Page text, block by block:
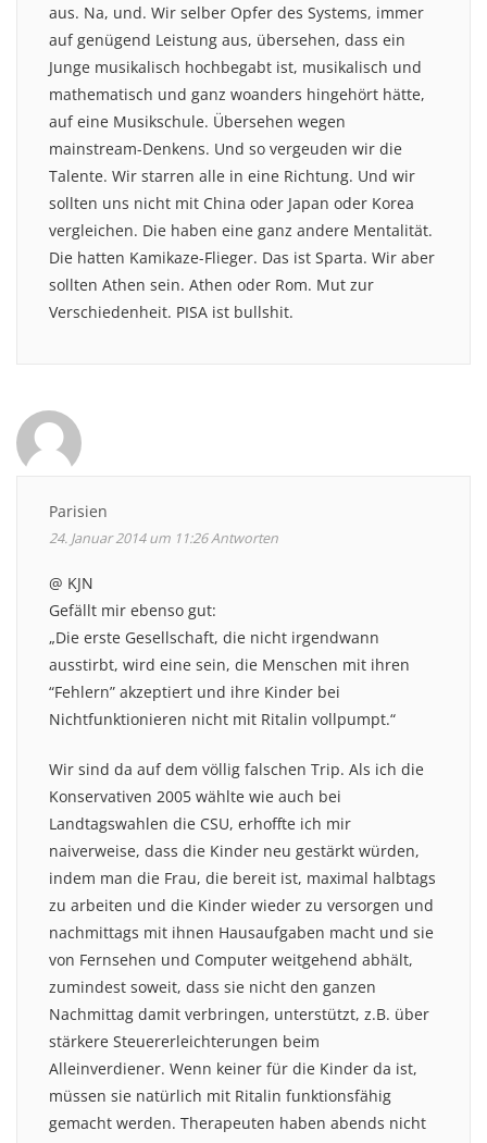
aus. Na, und. Wir selber Opfer des Systems, immer
auf genügend Leistung aus, übersehen, dass ein
Junge musikalisch hochbegabt ist, musikalisch und
mathematisch und ganz woanders hingehört hätte,
auf eine Musikschule. Übersehen wegen
mainstream-Denkens. Und so vergeuden wir die
Talente. Wir starren alle in eine Richtung. Und wir
sollten uns nicht mit China oder Japan oder Korea
vergleichen. Die haben eine ganz andere Mentalität.
Die hatten Kamikaze-Flieger. Das ist Sparta. Wir aber
sollten Athen sein. Athen oder Rom. Mut zur
Verschiedenheit. PISA ist bullshit.
Parisien
24. Januar 2014 um 11:26Antworten
@ KJN
Gefällt mir ebenso gut:
„Die erste Gesellschaft, die nicht irgendwann
ausstirbt, wird eine sein, die Menschen mit ihren
“Fehlern” akzeptiert und ihre Kinder bei
Nichtfunktionieren nicht mit Ritalin vollpumpt.“
Wir sind da auf dem völlig falschen Trip. Als ich die
Konservativen 2005 wählte wie auch bei
Landtagswahlen die CSU, erhoffte ich mir
naiverweise, dass die Kinder neu gestärkt würden,
indem man die Frau, die bereit ist, maximal halbtags
zu arbeiten und die Kinder wieder zu versorgen und
nachmittags mit ihnen Hausaufgaben macht und sie
von Fernsehen und Computer weitgehend abhält,
zumindest soweit, dass sie nicht den ganzen
Nachmittag damit verbringen, unterstützt, z.B. über
stärkere Steuererleichterungen beim
Alleinverdiener. Wenn keiner für die Kinder da ist,
müssen sie natürlich mit Ritalin funktionsfähig
gemacht werden. Therapeuten haben abends nicht